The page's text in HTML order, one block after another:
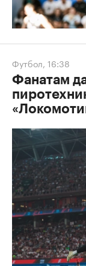
Футбол, 16:38
Фанатам